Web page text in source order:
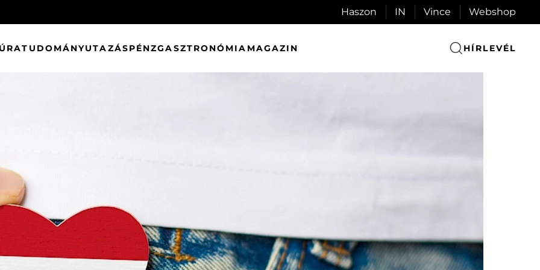
Haszon IN Vince Webshop
TUDOMÁNYUTAZÁSPÉNZGASZTRONÓMIA MAGAZIN HÍRLEVÉL